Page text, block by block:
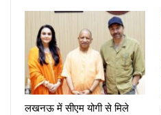
लखनऊ में सीएम योगी से मिले